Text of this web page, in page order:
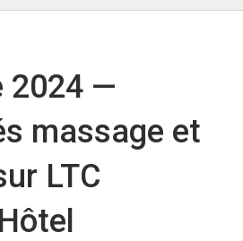
2024 —
massage et
LTC